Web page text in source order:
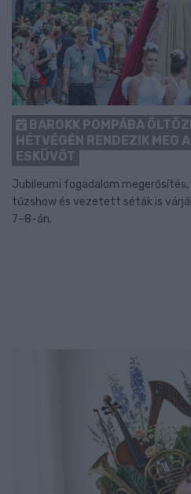
BAROKK POMPÁBA
HÉTVÉGÉN RENDEZIK MEG
ESKÜVŐT
Jubileumi fogadalom
tűzshow és vezetett séták is
7–8-án.